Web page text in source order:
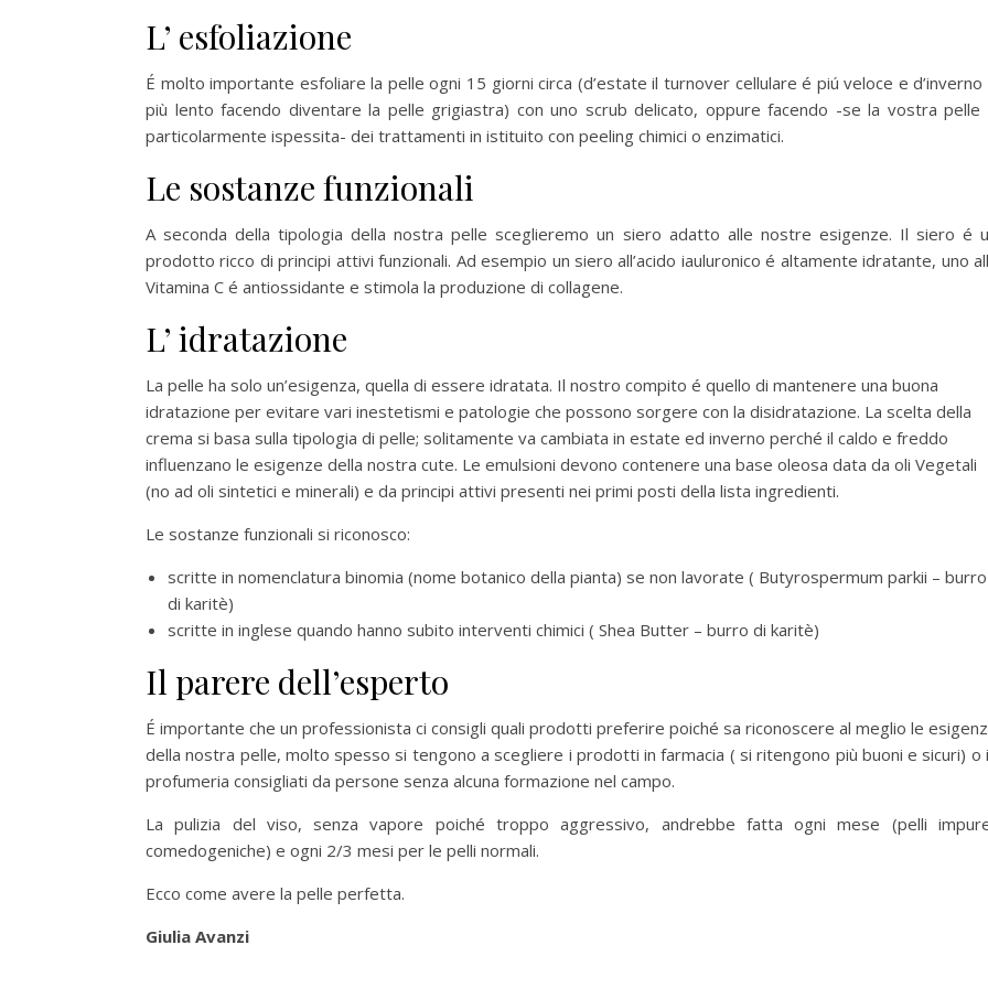
L’ esfoliazione
É molto importante esfoliare la pelle ogni 15 giorni circa (d’estate il turnover cellulare é piú veloce e d’inverno
più lento facendo diventare la pelle grigiastra) con uno scrub delicato, oppure facendo -se la vostra pelle
particolarmente ispessita- dei trattamenti in istituito con peeling chimici o enzimatici.
Le sostanze funzionali
A seconda della tipologia della nostra pelle sceglieremo un siero adatto alle nostre esigenze. Il siero é
prodotto ricco di principi attivi funzionali. Ad esempio un siero all’acido iauluronico é altamente idratante, uno
Vitamina C é antiossidante e stimola la produzione di collagene.
L’ idratazione
La pelle ha solo un’esigenza, quella di essere idratata. Il nostro compito é quello di mantenere una buona
idratazione per evitare vari inestetismi e patologie che possono sorgere con la disidratazione. La scelta della
crema si basa sulla tipologia di pelle; solitamente va cambiata in estate ed inverno perché il caldo e freddo
influenzano le esigenze della nostra cute. Le emulsioni devono contenere una base oleosa data da oli Vegetali
(no ad oli sintetici e minerali) e da principi attivi presenti nei primi posti della lista ingredienti.
Le sostanze funzionali si riconosco:
scritte in nomenclatura binomia (nome botanico della pianta) se non lavorate ( Butyrospermum parkii – burro
di karitè)
scritte in inglese quando hanno subito interventi chimici ( Shea Butter – burro di karitè)
Il parere dell’esperto
É importante che un professionista ci consigli quali prodotti preferire poiché sa riconoscere al meglio le
della nostra pelle, molto spesso si tengono a scegliere i prodotti in farmacia ( si ritengono più buoni e sicuri) o
profumeria consigliati da persone senza alcuna formazione nel campo.
La pulizia del viso, senza vapore poiché troppo aggressivo, andrebbe fatta ogni mese (pelli
comedogeniche) e ogni 2/3 mesi per le pelli normali.
Ecco come avere la pelle perfetta.
Giulia Avanzi